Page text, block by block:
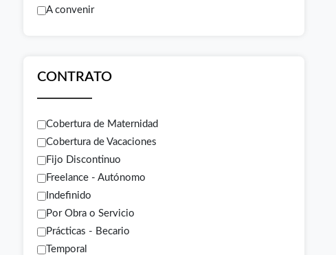
A convenir
CONTRATO
Cobertura de Maternidad
Cobertura de Vacaciones
Fijo Discontinuo
Freelance - Autónomo
Indefinido
Por Obra o Servicio
Prácticas - Becario
Temporal